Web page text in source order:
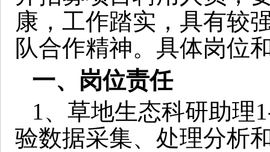
康，工作踏实，具有较
队合作精神。具体岗位
一、岗位责任
1、草地生态科研助理
验数据采集、处理分析